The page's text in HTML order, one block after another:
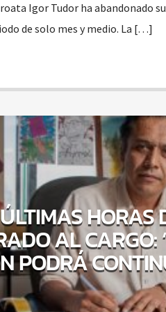
Igor Tudor ha abandonado
de solo mes y medio. La […]
AL CARGO:
PODRÁ